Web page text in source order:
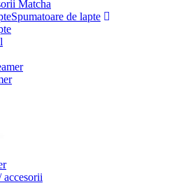
Matcha
Spumatoare de lapte